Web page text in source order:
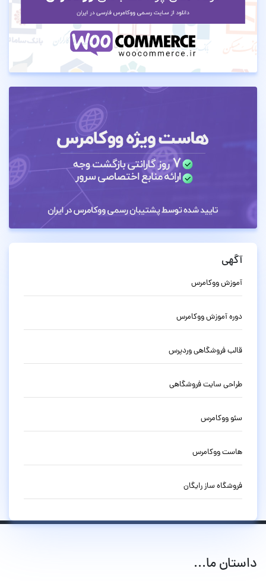
آگهی
آموزش ووکامرس
دوره آموزش ووکامرس
قالب فروشگاهی وردپرس
طراحی سایت فروشگاهی
سئو ووکامرس
هاست ووکامرس
فروشگاه ساز رایگان
داستان ما...